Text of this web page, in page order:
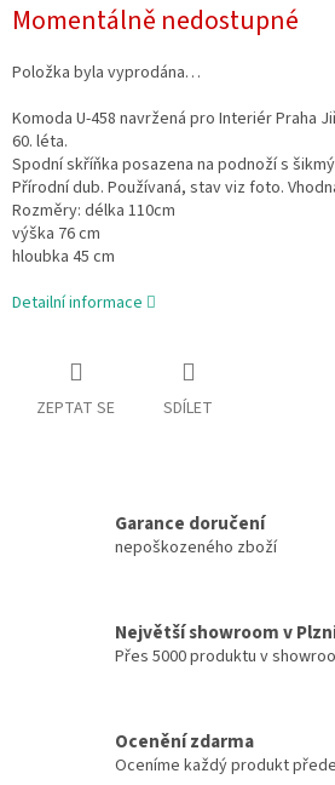
cena:
Momentálně nedostupné
Položka byla vyprodána…
Komoda U-458 navržená pro Interiér Praha
60. léta.
Spodní skříňka posazena na podnoží s
Přírodní dub. Používaná, stav viz foto.
Rozměry: délka 110cm
výška 76 cm
hloubka 45 cm
Detailní informace
ZEPTAT SE SDÍLET
Garance doručení
nepoškozeného zboží
Největší showroom v
Přes 5000 produktu v
Ocenění zdarma
Oceníme každý produkt